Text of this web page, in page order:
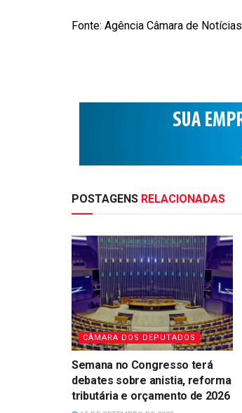
Fonte: Agência Câmara de Notícias
POSTAGENS RELACIONADAS
CÂMARA DOS DEPUTADOS
Semana no Congresso terá
debates sobre anistia, reforma
tributária e orçamento de 2026